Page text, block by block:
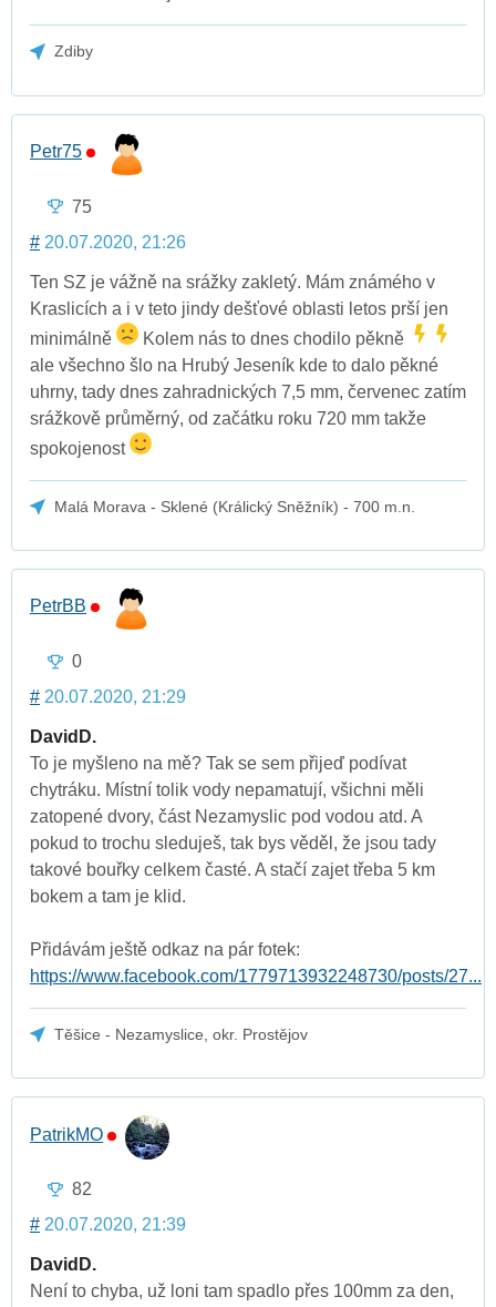
Zdiby
Petr75
75
# 20.07.2020, 21:26
Ten SZ je vážně na srážky zakletý. Mám známého v
Kraslicích a i v teto jindy dešťové oblasti letos prší jen
minimálně
Kolem nás to dnes chodilo pěkně
ale všechno šlo na Hrubý Jeseník kde to dalo pěkné
uhrny, tady dnes zahradnických 7,5 mm, červenec zatím
srážkově průměrný, od začátku roku 720 mm takže
spokojenost
Malá Morava - Sklené (Králický Sněžník) - 700 m.n.
PetrBB
0
# 20.07.2020, 21:29
DavidD.
To je myšleno na mě? Tak se sem přijeď podívat
chytráku. Místní tolik vody nepamatují, všichni měli
zatopené dvory, část Nezamyslic pod vodou atd. A
pokud to trochu sleduješ, tak bys věděl, že jsou tady
takové bouřky celkem časté. A stačí zajet třeba 5 km
bokem a tam je klid.
Přidávám ještě odkaz na pár fotek:
https://www.facebook.com/1779713932248730/posts/27...
Těšice - Nezamyslice, okr. Prostějov
PatrikMO
82
# 20.07.2020, 21:39
DavidD.
Není to chyba, už loni tam spadlo přes 100mm za den,